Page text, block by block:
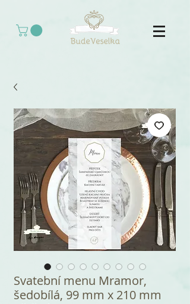
Svatební menu Mramor,
šedobílá, 99 mm x 210 mm